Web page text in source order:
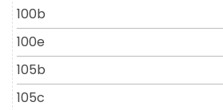
100b
100e
105b
105c